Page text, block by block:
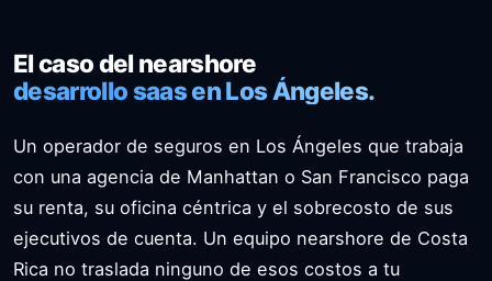
El caso del nearshore
desarrollo saas en Los Ángeles.
Un operador de seguros en Los Ángeles que trabaja
con una agencia de Manhattan o San Francisco paga
su renta, su oficina céntrica y el sobrecosto de sus
ejecutivos de cuenta. Un equipo nearshore de Costa
Rica no traslada ninguno de esos costos a tu